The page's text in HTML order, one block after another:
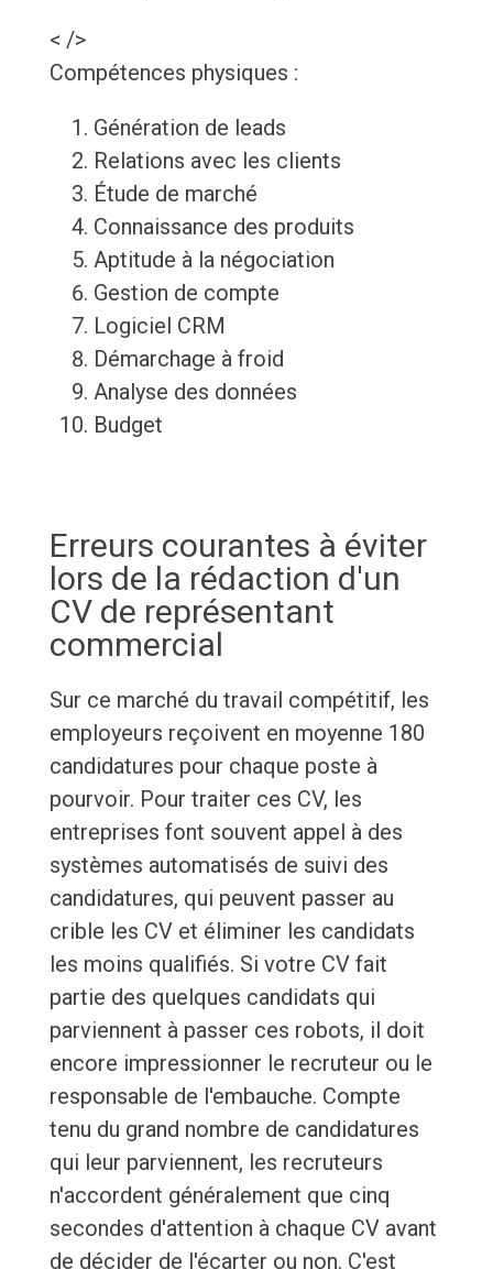
< />
Compétences physiques :
Génération de leads
Relations avec les clients
Étude de marché
Connaissance des produits
Aptitude à la négociation
Gestion de compte
Logiciel CRM
Démarchage à froid
Analyse des données
Budget
Erreurs courantes à éviter
lors de la rédaction d'un
CV de représentant
commercial
Sur ce marché du travail compétitif, les
employeurs reçoivent en moyenne 180
candidatures pour chaque poste à
pourvoir. Pour traiter ces CV, les
entreprises font souvent appel à des
systèmes automatisés de suivi des
candidatures, qui peuvent passer au
crible les CV et éliminer les candidats
les moins qualifiés. Si votre CV fait
partie des quelques candidats qui
parviennent à passer ces robots, il doit
encore impressionner le recruteur ou le
responsable de l'embauche. Compte
tenu du grand nombre de candidatures
qui leur parviennent, les recruteurs
n'accordent généralement que cinq
secondes d'attention à chaque CV avant
de décider de l'écarter ou non. C'est